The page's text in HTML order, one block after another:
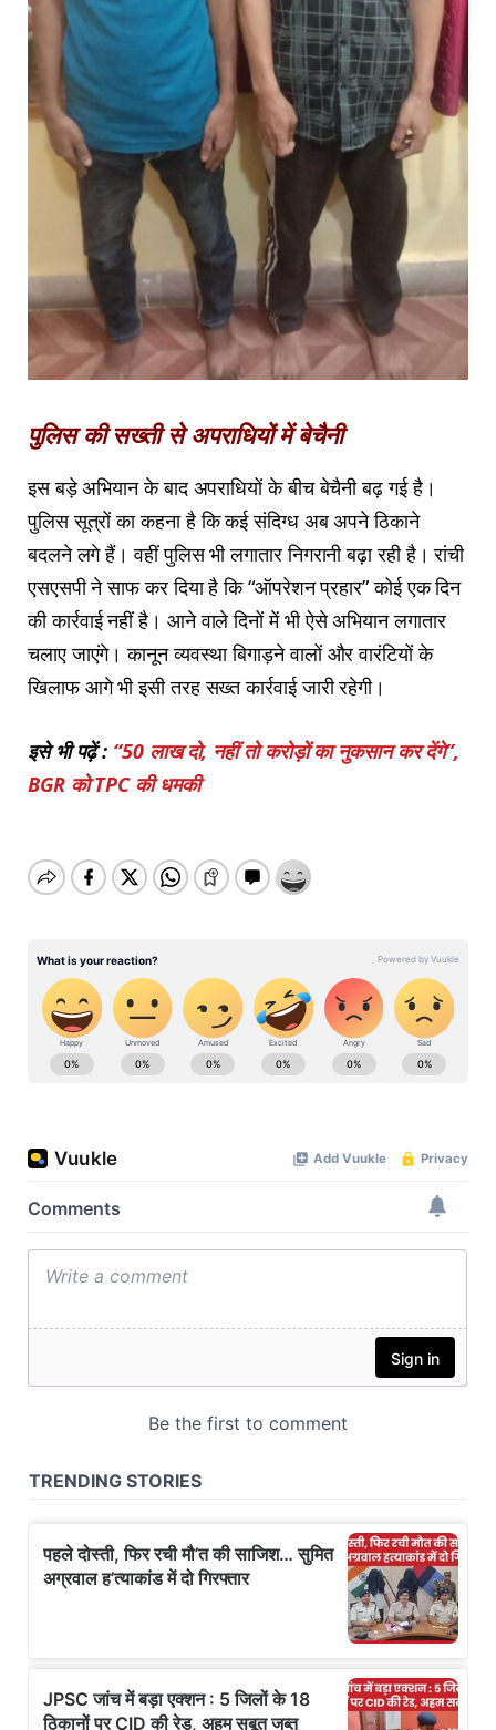
पुलिस की सख्ती से अपराधियों में बेचैनी
इस बड़े अभियान के बाद अपराधियों के बीच बेचैनी बढ़ गई है।
पुलिस सूत्रों का कहना है कि कई संदिग्ध अब अपने ठिकाने
बदलने लगे हैं। वहीं पुलिस भी लगातार निगरानी बढ़ा रही है। रांची
एसएसपी ने साफ कर दिया है कि “ऑपरेशन प्रहार” कोई एक दिन
की कार्रवाई नहीं है। आने वाले दिनों में भी ऐसे अभियान लगातार
चलाए जाएंगे। कानून व्यवस्था बिगाड़ने वालों और वारंटियों के
खिलाफ आगे भी इसी तरह सख्त कार्रवाई जारी रहेगी।
इसे भी पढ़ें : “50 लाख दो, नहीं तो करोड़ों का नुकसान कर देंगे”,
BGR को TPC की धमकी